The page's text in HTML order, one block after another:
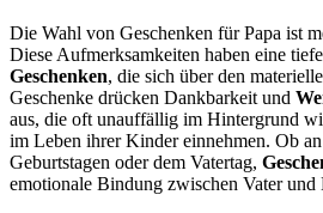
Die Wahl von Geschenken für Papa ist
Diese Aufmerksamkeiten haben eine
Geschenken, die sich über den
Geschenke drücken Dankbarkeit und
aus, die oft unauffällig im Hintergrund
im Leben ihrer Kinder einnehmen. Ob
Geburtstagen oder dem Vatertag,
emotionale Bindung zwischen Vater und